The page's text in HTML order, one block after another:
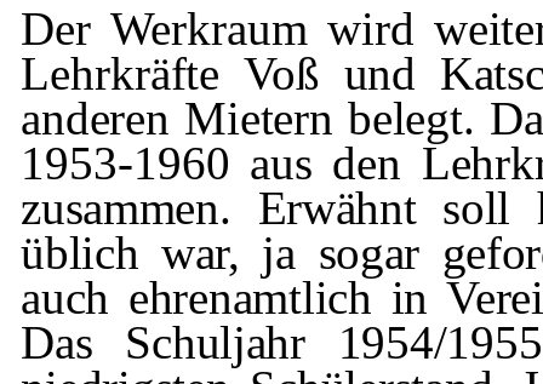
Der Werkraum wird
LehrkräfteVoß und
anderen Mietern belegt.
1953-1960 aus den
zusammen. Erwähnt
üblich war, ja sogar
auch ehrenamtlich in
Das Schuljahr 1954/